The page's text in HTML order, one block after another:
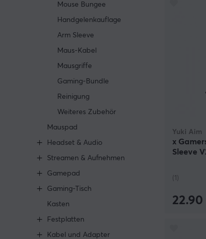
Mouse Bungee
Handgelenkauflage
Arm Sleeve
Maus-Kabel
Mausgriffe
Gaming-Bundle
Reinigung
Weiteres Zubehör
Mauspad
Headset & Audio
Streamen & Aufnehmen
Gamepad
Gaming-Tisch
Kasten
Festplatten
Kabel und Adapter
Yuki Aim
x
Sleeve
(1)
22.90